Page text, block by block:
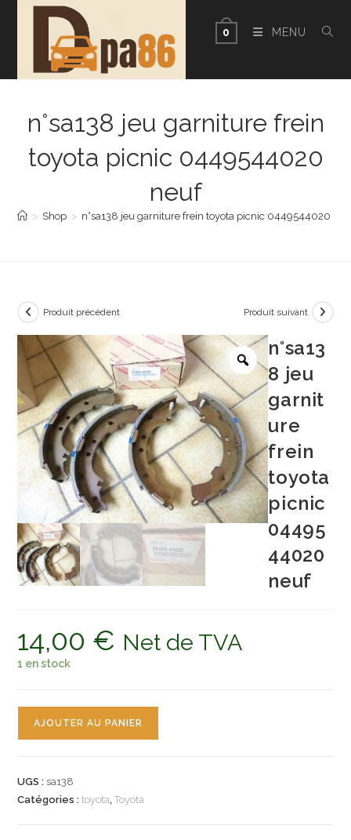
0 MENU
n°sa138 jeu garniture frein
toyota picnic 0449544020
neuf
> Shop > n°sa138 jeu garniture frein toyota picnic 0449544020
Produit précédent Produit suivant
n°sa13
8 jeu
garnit
ure
frein
toyota
picnic
04495
44020
neuf
14,00 € Net de TVA
1 en stock
garniture
AJOUTER AU PANIER
UGS : sa138
Catégories :toyota,Toyota